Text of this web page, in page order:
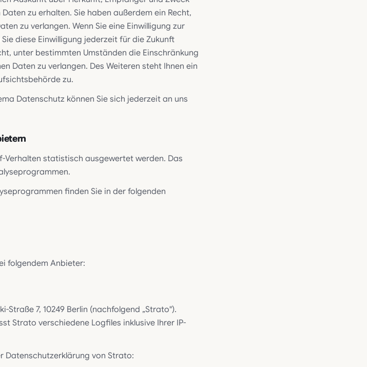
zu erhalten. Sie haben außerdem ein Recht,
zu verlangen. Wenn Sie eine Einwilligung zur
diese Einwilligung jederzeit für die Zukunft
unter bestimmten Umständen die Einschränkung
Daten zu verlangen. Des Weiteren steht Ihnen ein
zu.
Datenschutz können Sie sich jederzeit an uns
Verhalten statistisch ausgewertet werden. Das
finden Sie in der folgenden
folgendem Anbieter:
7, 10249 Berlin (nachfolgend „Strato").
Strato verschiedene Logfiles inklusive Ihrer IP-
Datenschutzerklärung von Strato: